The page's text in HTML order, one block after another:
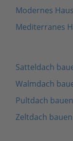
Modernes
Mediterranes
Satteldach
Walmdach
Pultdach bauen
Zeltdach bauen